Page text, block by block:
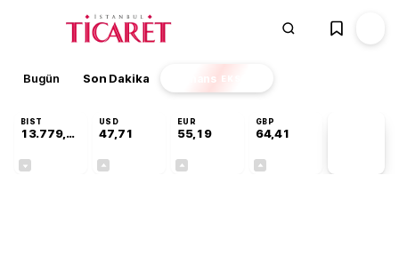
Bugün Son Dakika Finans EKSTRA
BIST
13.779,39
USD
47,71
EUR
55,19
GBP
64,41